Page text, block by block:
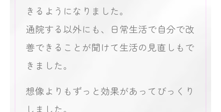
きるようになりました。
通院する以外にも、日常生活で自分で改
善できることが聞けて生活の見直しもで
きました。
想像よりもずっと効果があってびっくり
しました。